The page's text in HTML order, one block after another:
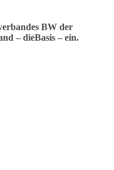
BW der
– dieBasis – ein.